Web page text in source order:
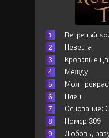
Ветреный
Невеста
Кровавые
Между
Моя
Плен
Основание:
Номер 309
Любовь,